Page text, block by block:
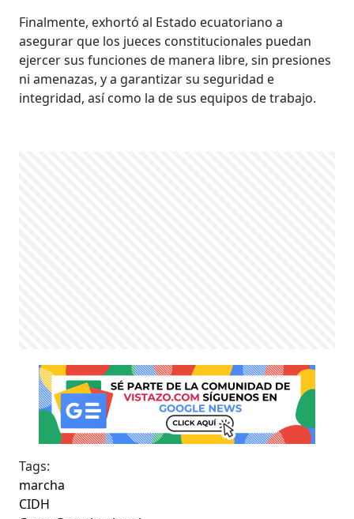
Finalmente, exhortó al Estado ecuatoriano a
asegurar que los jueces constitucionales puedan
ejercer sus funciones de manera libre, sin presiones
ni amenazas, y a garantizar su seguridad e
integridad, así como la de sus equipos de trabajo.
Tags:
marcha
CIDH